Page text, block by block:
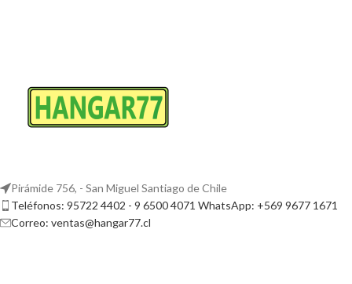
Pirámide 756, - San Miguel Santiago de Chile
Teléfonos: 95722 4402 - 9 6500 4071 WhatsApp: +569 9677 1671
Correo: ventas@hangar77.cl